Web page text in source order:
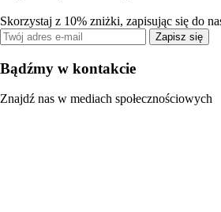
Skorzystaj z 10% zniżki, zapisując się do
Zapisz się
Bądźmy w kontakcie
Znajdź nas w mediach społecznościowych